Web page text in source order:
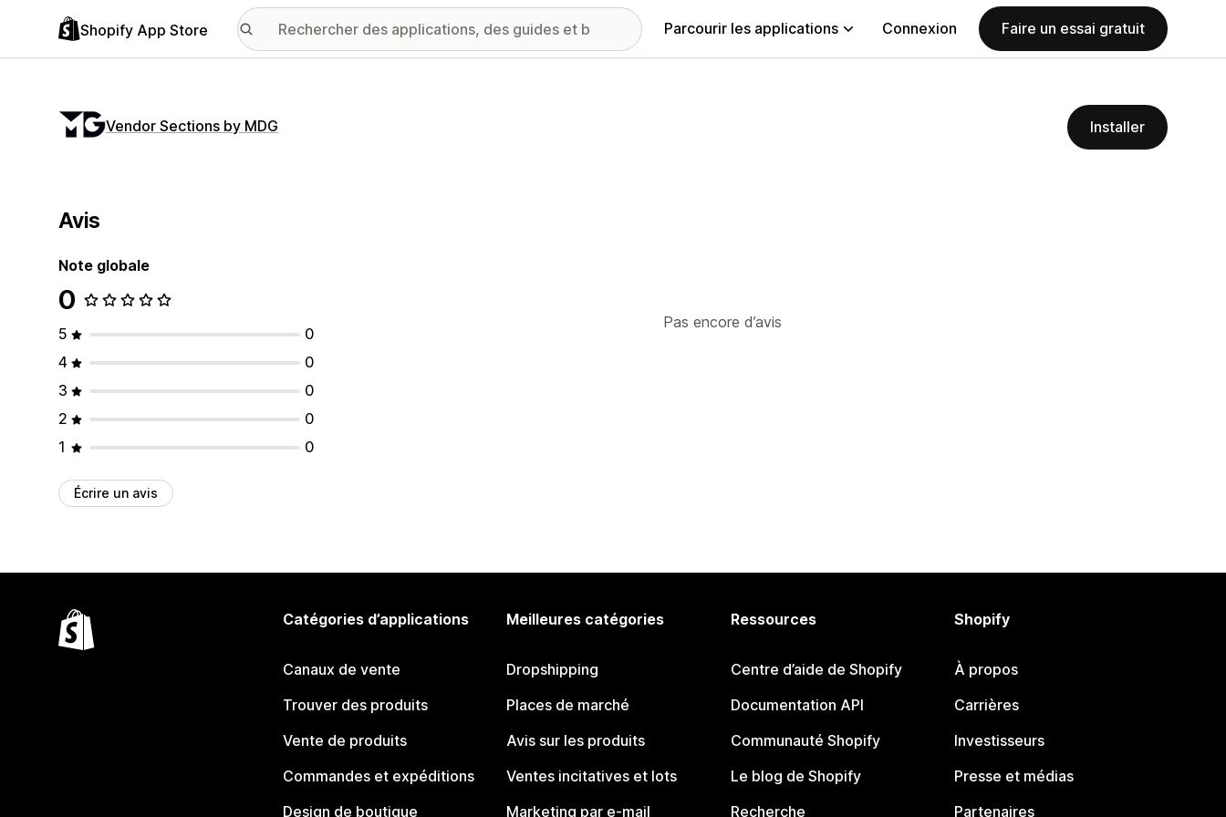
Shopify App Store Parcourir les applications Connexion Faire un essai gratuit
Vendor Sections by MDG Installer
Avis
Note globale
0
5
0
4
0
3
0
2
0
1
0
Écrire un avis
Pas encore d’avis
Catégories d’applications
Canaux de vente
Trouver des produits
Vente de produits
Commandes et expéditions
Design de boutique
Meilleures catégories
Dropshipping
Places de marché
Avis sur les produits
Ventes incitatives et lots
Marketing par e-mail
Ressources
Centre d’aide de Shopify
Documentation API
Communauté Shopify
Le blog de Shopify
Recherche
Shopify
À propos
Carrières
Investisseurs
Presse et médias
Partenaires